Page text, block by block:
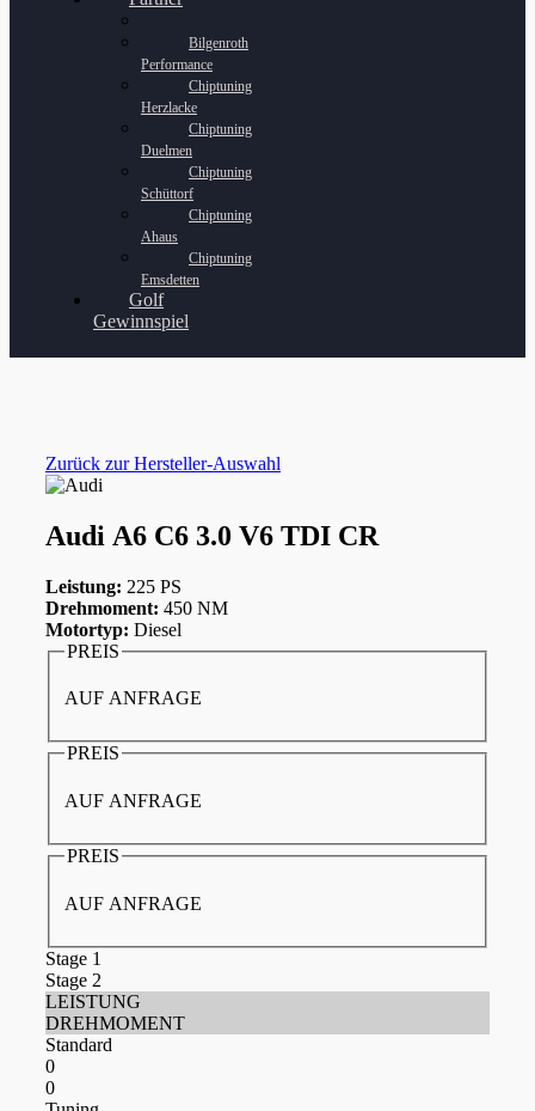
Bilgenroth
Performance
Chiptuning
Herzlacke
Chiptuning
Duelmen
Chiptuning
Schüttorf
Chiptuning
Ahaus
Chiptuning
Emsdetten
Golf
Gewinnspiel
Zurück zur Hersteller-Auswahl
Audi A6 C6 3.0 V6 TDI CR
Leistung: 225 PS
Drehmoment: 450 NM
Motortyp: Diesel
PREIS
AUF ANFRAGE
PREIS
AUF ANFRAGE
PREIS
AUF ANFRAGE
Stage 1
Stage 2
LEISTUNG
DREHMOMENT
Standard
0
0